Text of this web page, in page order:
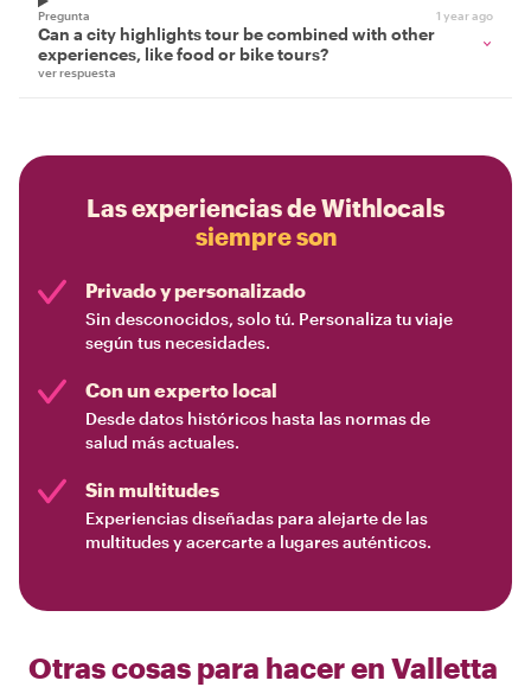
Pregunta 1 year ago
Can a city highlights tour be combined with other
experiences, like food or bike tours?
ver respuesta
Las experiencias de Withlocals
siempre son
Privado y personalizado
Sin desconocidos, solo tú. Personaliza tu viaje
según tus necesidades.
Con un experto local
Desde datos históricos hasta las normas de
salud más actuales.
Sin multitudes
Experiencias diseñadas para alejarte de las
multitudes y acercarte a lugares auténticos.
Otras cosas para hacer en Valletta